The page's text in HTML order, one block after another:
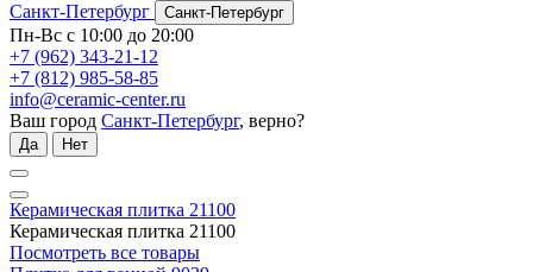
Санкт-Петербург
Санкт-Петербург
Пн-Вс с 10:00 до 20:00
+7 (962) 343-21-12
+7 (812) 985-58-85
info@ceramic-center.ru
Ваш город Санкт-Петербург, верно?
Да Нет
Керамическая плитка 21100
Керамическая плитка 21100
Посмотреть все товары